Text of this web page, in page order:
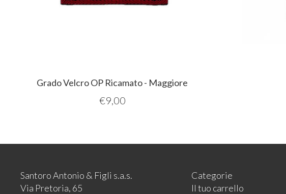
Grado Velcro OP Ricamato - Maggiore
€9,00
Santoro Antonio & Figli s.a.s.
Via Pretoria, 65
Categorie
Il tuo carrello